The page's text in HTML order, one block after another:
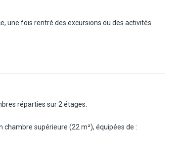
une fois rentré des excursions ou des activités
à proximité immédiate.
réparties sur 2 étages.
supérieure (22 m²), équipées de :